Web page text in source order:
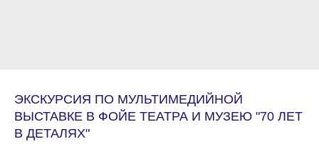
ЭКСКУРСИЯ ПО МУЛЬТИМЕДИЙНОЙ
ВЫСТАВКЕ В ФОЙЕ ТЕАТРА И МУЗЕЮ "70 ЛЕТ
В ДЕТАЛЯХ"